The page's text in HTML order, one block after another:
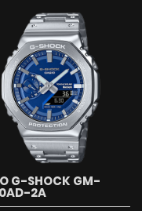
G-SHOCK GM-
2A